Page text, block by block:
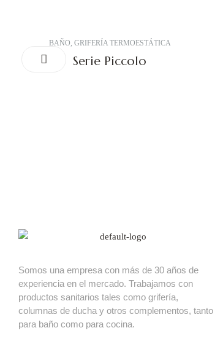
BAÑO, GRIFERÍA TERMOESTÁTICA
Serie Piccolo
Somos una empresa con más de 30 años de
experiencia en el mercado. Trabajamos con
productos sanitarios tales como grifería,
columnas de ducha y otros complementos, tanto
para baño como para cocina.